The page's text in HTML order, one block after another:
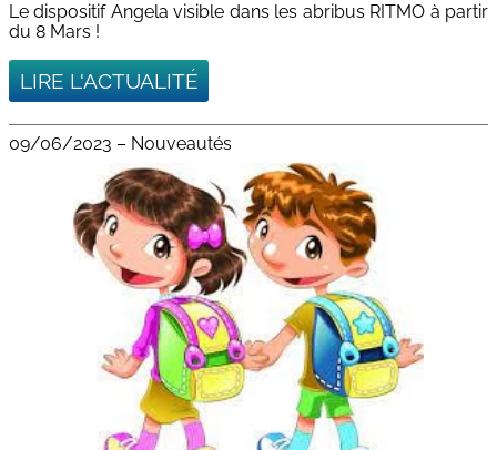
Le dispositif Angela visible dans les abribus RITMO à partir
du 8 Mars !
LIRE L'ACTUALITÉ
09/06/2023 – Nouveautés